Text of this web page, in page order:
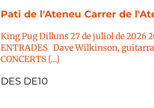
Pati de l'Ateneu Carrer de
King Pug Dilluns 27 de juliol de 2026
ENTRADES Dave Wilkinson, guitarra
CONCERTS […]
DES DE10